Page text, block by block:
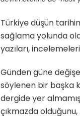
Türkiye düşün
sağlama yolunda
yazıları,
Günden güne
söylenen bir başka
dergide yer
çıkmazda